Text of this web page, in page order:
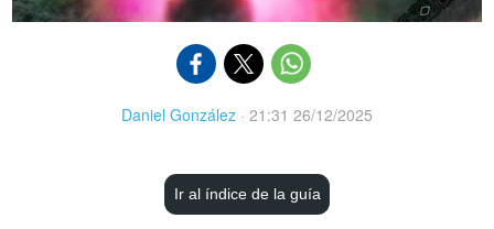
Daniel González · 21:31 26/12/2025
Ir al índice de la guía